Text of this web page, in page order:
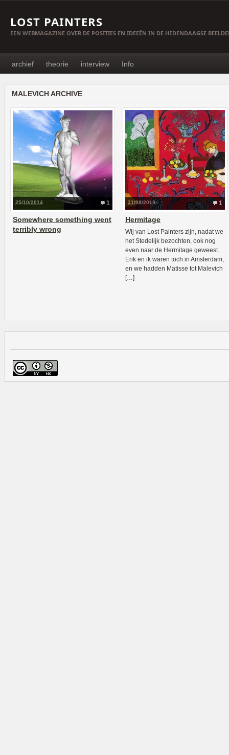
LOST PAINTERS
EEN WEBMAGAZINE OVER DE POSITIES EN IDEEËN IN DE HEDENDAAGSE
archief theorie interview Info
MALEVICH ARCHIVE
1
25/10/2014
Somewhere something went
terribly wrong
1
31/08/2010
Hermitage
Wij van Lost Painters zijn, nadat we
het Stedelijk bezochten, ook nog
even naar de Hermitage geweest.
Erik en ik waren toch in Amsterdam,
en we hadden Matisse tot Malevich
[…]